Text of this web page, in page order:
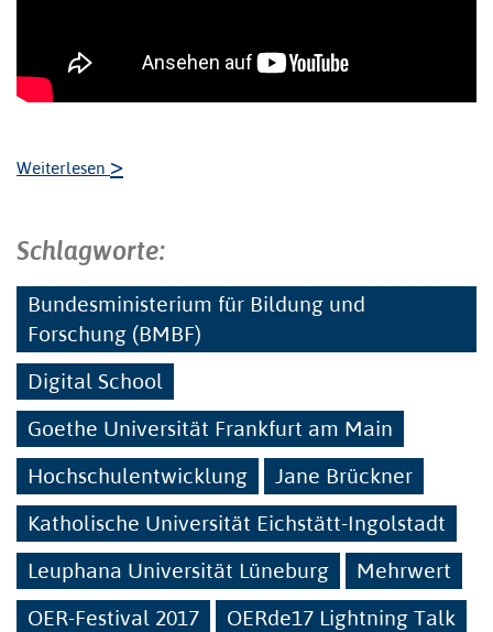
Weiterlesen >
Schlagworte:
Bundesministerium für Bildung und
Forschung (BMBF)
Digital School
Goethe Universität Frankfurt am Main
Hochschulentwicklung
Jane Brückner
Katholische Universität Eichstätt-Ingolstadt
Leuphana Universität Lüneburg
Mehrwert
OER-Festival 2017
OERde17 Lightning Talk